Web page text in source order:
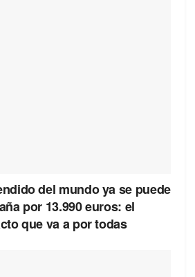
del mundo ya se puede
por 13.990 euros: el
que va a por todas